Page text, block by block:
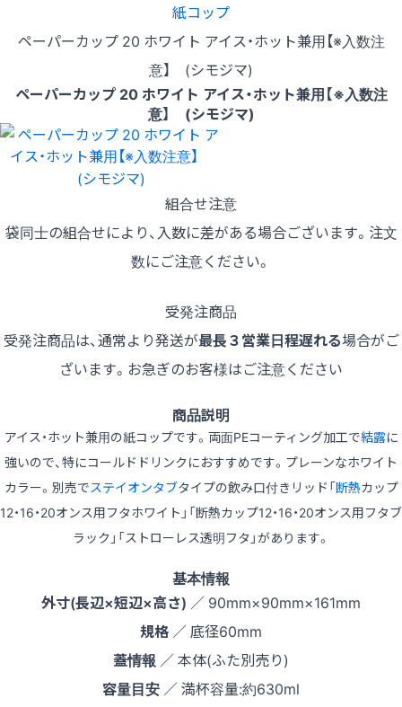
紙コップ
ペーパーカップ 20 ホワイト アイス・ホット兼用【※入数注
意】 (シモジマ)
ペーパーカップ 20 ホワイト アイス・ホット兼用【※入数注
意】 (シモジマ)
組合せ注意
袋同士の組合せにより、入数に差がある場合ございます。注文
数にご注意ください。
受発注商品
受発注商品は、通常より発送が最長３営業日程遅れる場合がご
ざいます。お急ぎのお客様はご注意ください
商品説明
アイス・ホット兼用の紙コップです。両面PEコーティング加工で結露に
強いので、特にコールドドリンクにおすすめです。プレーンなホワイト
カラー。別売でステイオンタブタイプの飲み口付きリッド「断熱カップ
12・16・20オンス用フタホワイト」「断熱カップ12・16・20オンス用フタブ
ラック」「ストローレス透明フタ」があります。
基本情報
外寸(長辺×短辺×高さ) ／ 90mm×90mm×161mm
規格 ／ 底径60mm
蓋情報 ／ 本体(ふた別売り)
容量目安 ／ 満杯容量:約630ml